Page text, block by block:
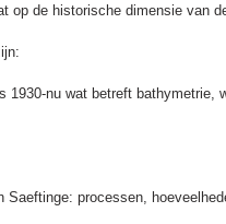
op de historische dimensie van
nu wat betreft bathymetrie,
processen,